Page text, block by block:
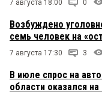
7 августа 18:00 0
Возбуждено
семь человек на
7 августа 17:30 3
В июле спрос на
области оказался